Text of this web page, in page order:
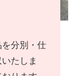
分別・仕
たしま